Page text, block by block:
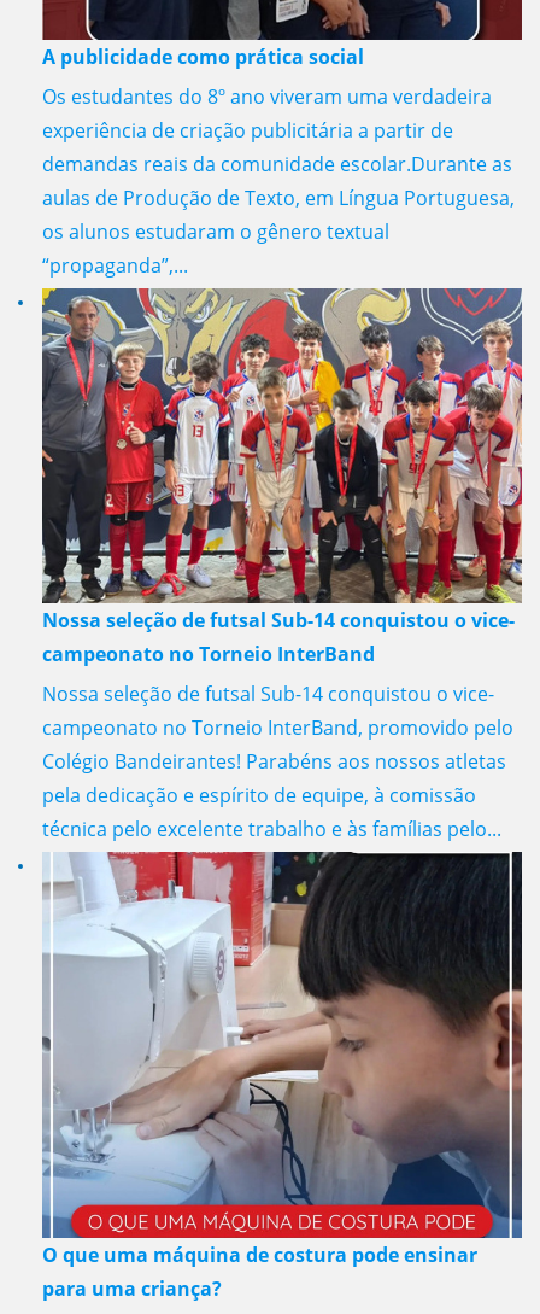
A publicidade como prática social
Os estudantes do 8º ano viveram uma verdadeira
experiência de criação publicitária a partir de
demandas reais da comunidade escolar.Durante as
aulas de Produção de Texto, em Língua Portuguesa,
os alunos estudaram o gênero textual
“propaganda”,...
Nossa seleção de futsal Sub-14 conquistou o vice-
campeonato no Torneio InterBand
Nossa seleção de futsal Sub-14 conquistou o vice-
campeonato no Torneio InterBand, promovido pelo
Colégio Bandeirantes! Parabéns aos nossos atletas
pela dedicação e espírito de equipe, à comissão
técnica pelo excelente trabalho e às famílias pelo...
O que uma máquina de costura pode ensinar
para uma criança?